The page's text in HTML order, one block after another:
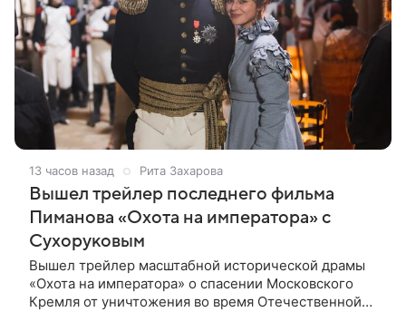
13 часов назад Рита Захарова
Вышел трейлер последнего фильма
Пиманова «Охота на императора» с
Сухоруковым
Вышел трейлер масштабной исторической драмы
«Охота на императора» о спасении Московского
Кремля от уничтожения во время Отечественной